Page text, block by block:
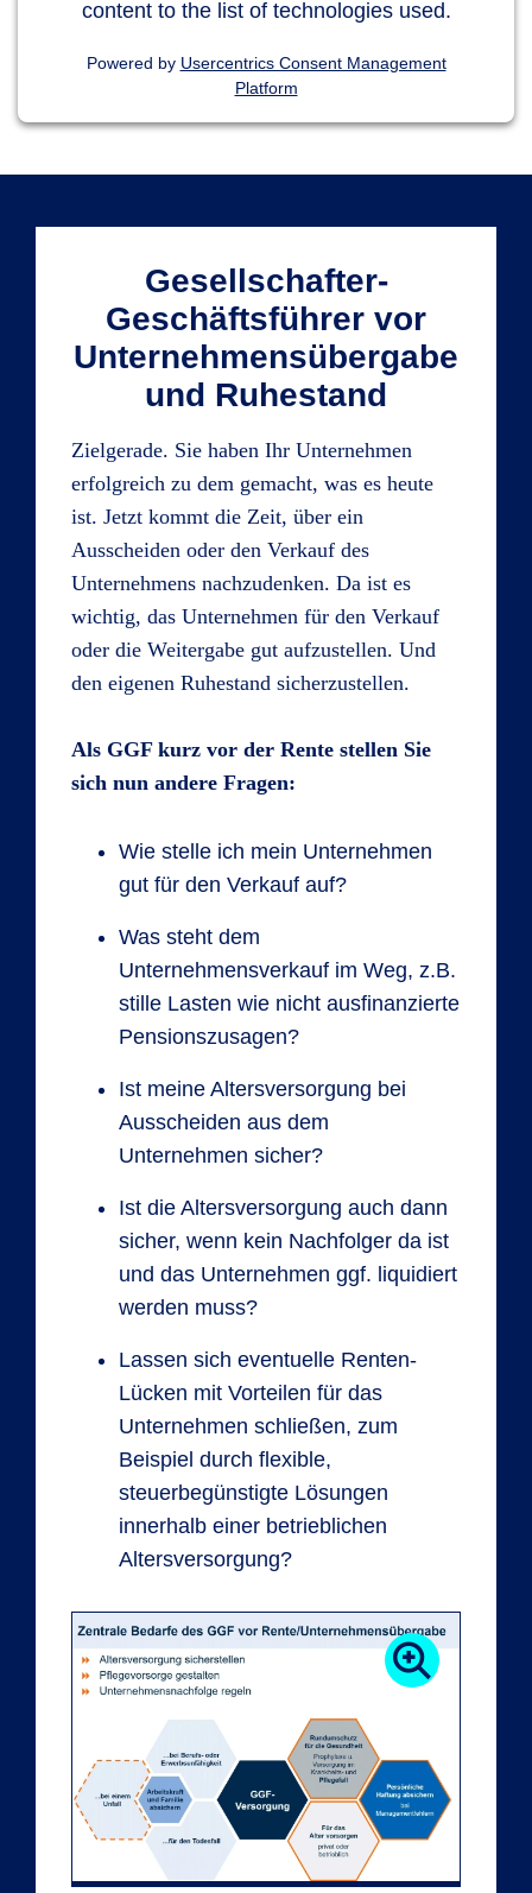
content to the list of technologies used.
Powered by Usercentrics Consent Management
Platform
Gesellschafter-
Geschäftsführer vor
Unternehmensübergabe
und Ruhestand
Zielgerade. Sie haben Ihr Unternehmen
erfolgreich zu dem gemacht, was es heute
ist. Jetzt kommt die Zeit, über ein
Ausscheiden oder den Verkauf des
Unternehmens nachzudenken. Da ist es
wichtig, das Unternehmen für den Verkauf
oder die Weitergabe gut aufzustellen. Und
den eigenen Ruhestand sicherzustellen.
Als GGF kurz vor der Rente stellen Sie
sich nun andere Fragen:
Wie stelle ich mein Unternehmen
gut für den Verkauf auf?
Was steht dem
Unternehmensverkauf im Weg, z.B.
stille Lasten wie nicht ausfinanzierte
Pensionszusagen?
Ist meine Altersversorgung bei
Ausscheiden aus dem
Unternehmen sicher?
Ist die Altersversorgung auch dann
sicher, wenn kein Nachfolger da ist
und das Unternehmen ggf. liquidiert
werden muss?
Lassen sich eventuelle Renten-
Lücken mit Vorteilen für das
Unternehmen schließen, zum
Beispiel durch flexible,
steuerbegünstigte Lösungen
innerhalb einer betrieblichen
Altersversorgung?